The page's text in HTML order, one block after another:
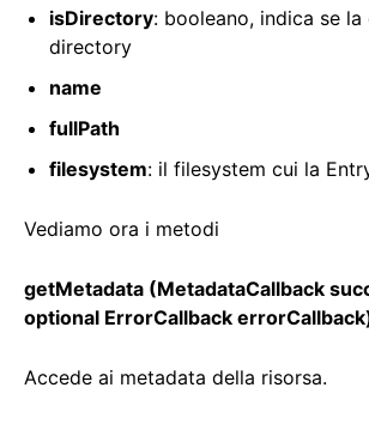
isDirectory: booleano, indica se la
directory
name
fullPath
filesystem: il filesystem cui la
Vediamo ora i metodi
getMetadata (MetadataCallback
optional ErrorCallback
Accede ai metadata della risorsa.